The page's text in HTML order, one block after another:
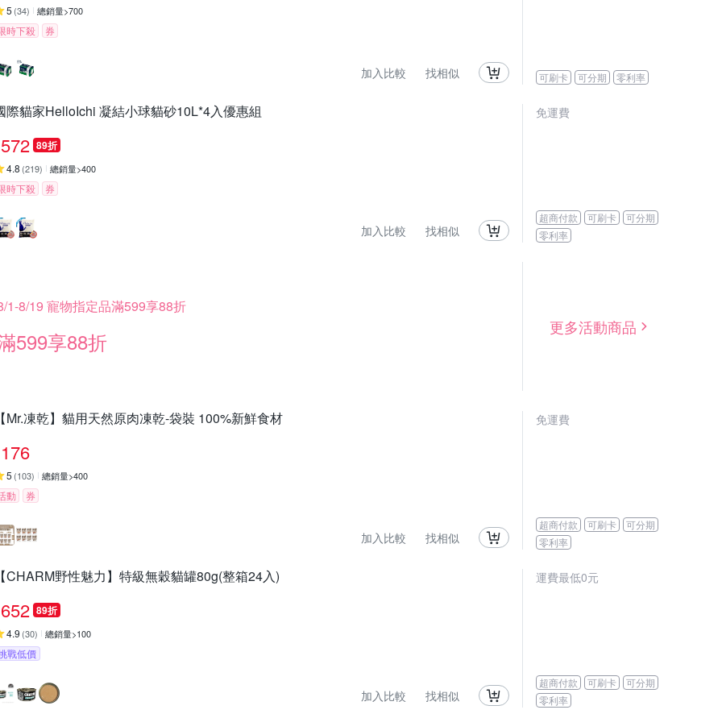
5 (34) 總銷量>700
時下殺 券
加入比較 找相似 可刷卡 可分期 零利率
際貓家HelloIchi 凝結小球貓砂10L*4入優惠組
572 89折
4.8 (219) 總銷量>400
時下殺 券
加入比較 找相似
免運費
超商付款 可刷卡
可分期
零利率
1-8/19 寵物指定品滿599享88折
599享88折
更多活動商品
Mr.凍乾】貓用天然原肉凍乾-袋裝 100%新鮮食材
176
5 (103) 總銷量>400
動 券
加入比較 找相似
免運費
超商付款 可刷卡
可分期
零利率
CHARM野性魅力】特級無穀貓罐80g(整箱24入)
652 89折
4.9 (30) 總銷量>100
戰低價
加入比較 找相似
運費最低0元
超商付款 可刷卡
可分期
零利率